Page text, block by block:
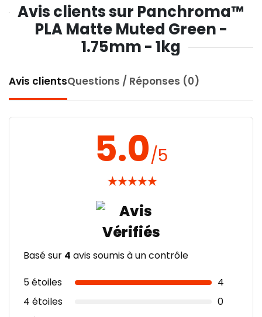
Avis clients sur Panchroma™
PLA Matte Muted Green -
1.75mm - 1kg
Avis clientsQuestions / Réponses (0)
5.0/5
★★★★★
Basé sur 4 avis soumis à un contrôle
5 étoiles
4
4 étoiles
0